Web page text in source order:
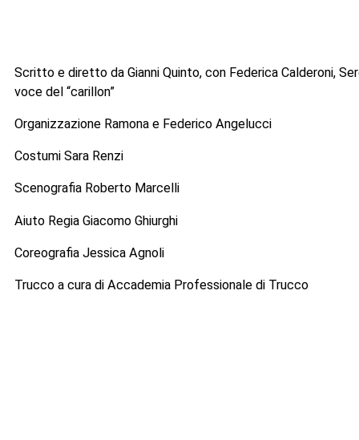
Scritto e diretto da Gianni Quinto, con Federica Calderoni,
voce del “carillon”
Organizzazione Ramona e Federico Angelucci
Costumi Sara Renzi
Scenografia Roberto Marcelli
Aiuto Regia Giacomo Ghiurghi
Coreografia Jessica Agnoli
Trucco a cura di Accademia Professionale di Trucco